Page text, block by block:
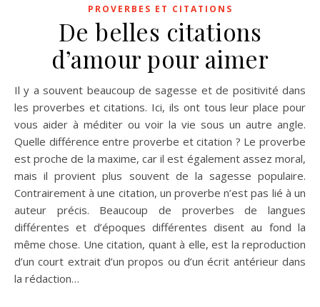
PROVERBES ET CITATIONS
De belles citations
d’amour pour aimer
Il y a souvent beaucoup de sagesse et de positivité dans
les proverbes et citations. Ici, ils ont tous leur place pour
vous aider à méditer ou voir la vie sous un autre angle.
Quelle différence entre proverbe et citation ? Le proverbe
est proche de la maxime, car il est également assez moral,
mais il provient plus souvent de la sagesse populaire.
Contrairement à une citation, un proverbe n’est pas lié à un
auteur précis. Beaucoup de proverbes de langues
différentes et d’époques différentes disent au fond la
même chose. Une citation, quant à elle, est la reproduction
d’un court extrait d’un propos ou d’un écrit antérieur dans
la rédaction…